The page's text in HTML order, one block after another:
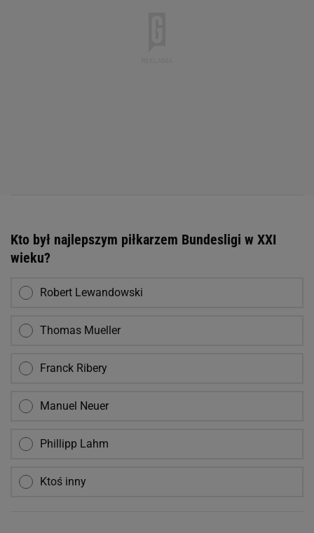
Kto był najlepszym piłkarzem Bundesligi w XXI
wieku?
Robert Lewandowski
Thomas Mueller
Franck Ribery
Manuel Neuer
Phillipp Lahm
Ktoś inny